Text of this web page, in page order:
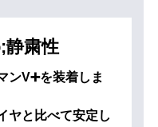
静粛性
V➕を装着しま
ヤと比べて安定し